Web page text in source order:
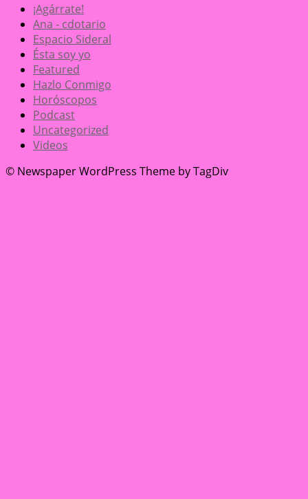
¡Agárrate!
Ana - cdotario
Espacio Sideral
Ésta soy yo
Featured
Hazlo Conmigo
Horóscopos
Podcast
Uncategorized
Videos
© Newspaper WordPress Theme by TagDiv